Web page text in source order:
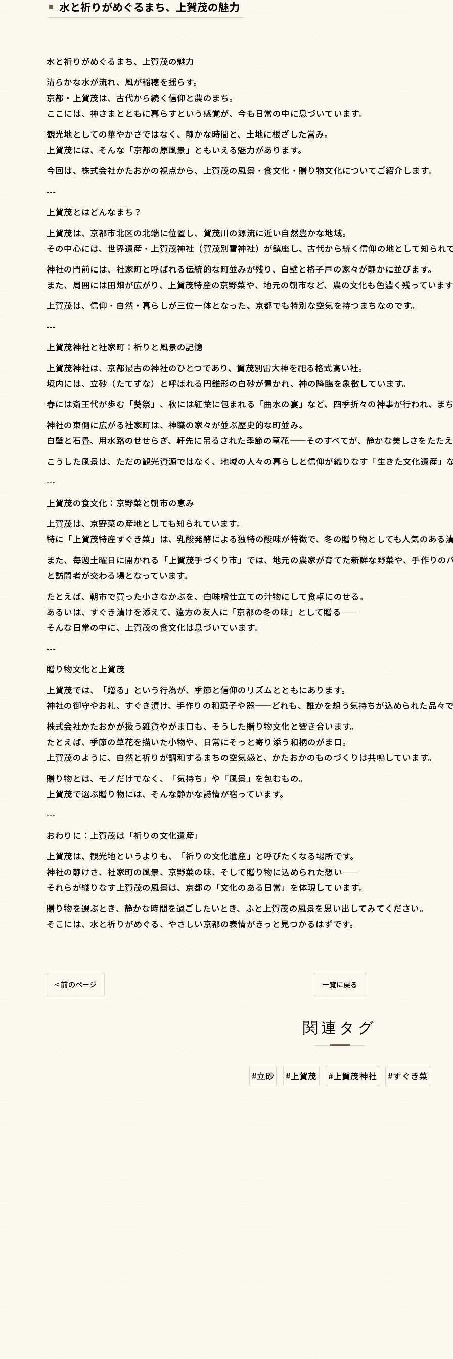
水と祈りがめぐるまち、上賀茂の魅力
水と祈りがめぐるまち、上賀茂の魅力
清らかな水が流れ、風が稲穂を揺らす。
京都・上賀茂は、古代から続く信仰と農のまち。
ここには、神さまとともに暮らすという感覚が、今も日常の中に息づいています。
観光地としての華やかさではなく、静かな時間と、土地に根ざした営み。
上賀茂には、そんな「京都の原風景」ともいえる魅力があります。
今回は、株式会社かたおかの視点から、上賀茂の風景・食文化・贈り物文化についてご紹介します。
---
上賀茂とはどんなまち？
上賀茂は、京都市北区の北端に位置し、賀茂川の源流に近い自然豊かな地域。
その中心には、世界遺産・上賀茂神社（賀茂別雷神社）が鎮座し、古代から続く信仰の地として知られ
神社の門前には、社家町と呼ばれる伝統的な町並みが残り、白壁と格子戸の家々が静かに並びます。
また、周囲には田畑が広がり、上賀茂特産の京野菜や、地元の朝市など、農の文化も色濃く残っていま
上賀茂は、信仰・自然・暮らしが三位一体となった、京都でも特別な空気を持つまちなのです。
---
上賀茂神社と社家町：祈りと風景の記憶
上賀茂神社は、京都最古の神社のひとつであり、賀茂別雷大神を祀る格式高い社。
境内には、立砂（たてずな）と呼ばれる円錐形の白砂が置かれ、神の降臨を象徴しています。
春には斎王代が歩む「葵祭」、秋には紅葉に包まれる「曲水の宴」など、四季折々の神事が行われ、ま
神社の東側に広がる社家町は、神職の家々が並ぶ歴史的な町並み。
白壁と石畳、用水路のせせらぎ、軒先に吊るされた季節の草花——そのすべてが、静かな美しさをたた
こうした風景は、ただの観光資源ではなく、地域の人々の暮らしと信仰が織りなす「生きた文化遺産」
---
上賀茂の食文化：京野菜と朝市の恵み
上賀茂は、京野菜の産地としても知られています。
特に「上賀茂特産すぐき菜」は、乳酸発酵による独特の酸味が特徴で、冬の贈り物としても人気のある
また、毎週土曜日に開かれる「上賀茂手づくり市」では、地元の農家が育てた新鮮な野菜や、手作り
と訪問者が交わる場となっています。
たとえば、朝市で買った小さなかぶを、白味噌仕立ての汁物にして食卓にのせる。
あるいは、すぐき漬けを添えて、遠方の友人に「京都の冬の味」として贈る——
そんな日常の中に、上賀茂の食文化は息づいています。
---
贈り物文化と上賀茂
上賀茂では、「贈る」という行為が、季節と信仰のリズムとともにあります。
神社の御守やお札、すぐき漬け、手作りの和菓子や器——どれも、誰かを想う気持ちが込められた品々
株式会社かたおかが扱う雑貨やがま口も、そうした贈り物文化と響き合います。
たとえば、季節の草花を描いた小物や、日常にそっと寄り添う和柄のがま口。
上賀茂のように、自然と祈りが調和するまちの空気感と、かたおかのものづくりは共鳴しています。
贈り物とは、モノだけでなく、「気持ち」や「風景」を包むもの。
上賀茂で選ぶ贈り物には、そんな静かな詩情が宿っています。
---
おわりに：上賀茂は「祈りの文化遺産」
上賀茂は、観光地というよりも、「祈りの文化遺産」と呼びたくなる場所です。
神社の静けさ、社家町の風景、京野菜の味、そして贈り物に込められた想い——
それらが織りなす上賀茂の風景は、京都の「文化のある日常」を体現しています。
贈り物を選ぶとき、静かな時間を過ごしたいとき、ふと上賀茂の風景を思い出してみてください。
そこには、水と祈りがめぐる、やさしい京都の表情がきっと見つかるはずです。
< 前のページ 一覧に戻る
関連タグ
#立砂 #上賀茂 #上賀茂神社 #すぐき菜